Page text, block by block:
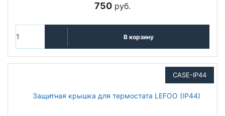
750 руб.
В корзину
CASE-IP44